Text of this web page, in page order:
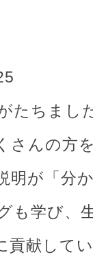
たちまし
さんの方
明が「分
も学び、
貢献して